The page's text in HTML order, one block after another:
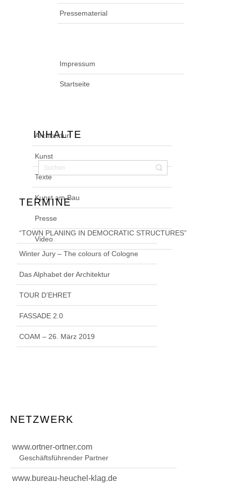
Pressematerial
Impressum
Startseite
Architektur
Kunst
Texte
Kunst am Bau
Presse
Video
INHALTE
TERMINE
“TOWN PLANING IN DEMOCRATIC STRUCTURES”
Winter Jury – The colours of Cologne
Das Alphabet der Architektur
TOUR D’EHRET
FASSADE 2.0
COAM – 26. März 2019
NETZWERK
www.ortner-ortner.com
Geschäftsführender Partner
www.bureau-heuchel-klag.de